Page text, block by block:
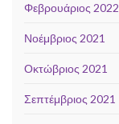
Φεβρουάριος 2022
Νοέμβριος 2021
Οκτώβριος 2021
Σεπτέμβριος 2021